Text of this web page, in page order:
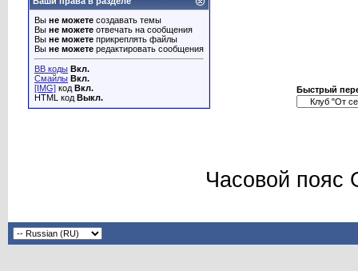
Вы не можете создавать темы
Вы не можете отвечать на сообщения
Вы не можете прикреплять файлы
Вы не можете редактировать сообщения
BB коды Вкл.
Смайлы Вкл.
[IMG] код Вкл.
HTML код Выкл.
Быстрый
Часовой пояс